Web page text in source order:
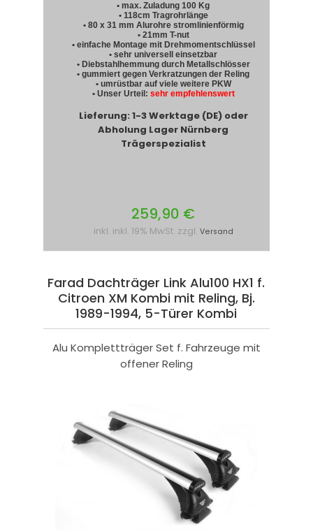
• max. Zuladung 100 Kg
• 118cm Tragrohrlänge
• 80 x 31 mm Alurohre stromlinienförmig
• 21mm T-nut
• einfache Montage mit Drehmomentschlüssel
• sehr universell einsetzbar
• Diebstahlhemmung durch Metallschlösser
• gummiert gegen Verkratzungen der Reling
• umrüstbar auf viele weitere PKW
• Unser Urteil: sehr empfehlenswert
Lieferung: 1-3 Werktage (DE) oder
Abholung Lager Nürnberg
Trägerspezialist
259,90 €
inkl. inkl. 19% MwSt. zzgl. Versand
Farad Dachträger Link Alu100 HX1 f.
Citroen XM Kombi mit Reling, Bj.
1989-1994, 5-Türer Kombi
Alu Komplettträger Set f. Fahrzeuge mit
offener Reling